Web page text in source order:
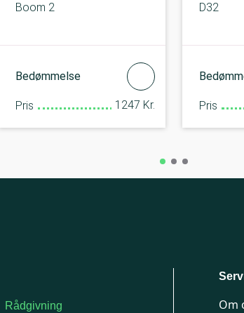
Boom 2
Bedømmelse
Pris 1247 Kr.
D32
Pris
Rådgivning Om